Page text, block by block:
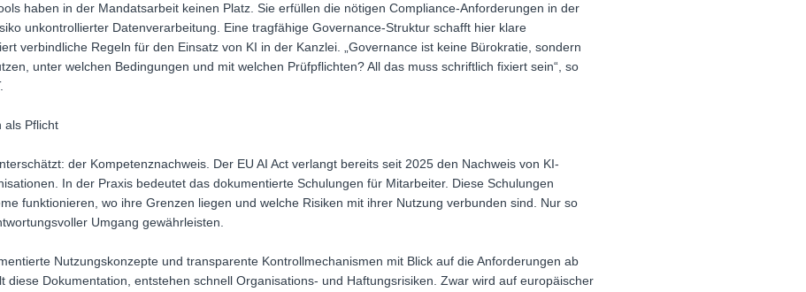
haben in der Mandatsarbeit keinen Platz. Sie erfüllen die nötigen Compliance-Anforderungen in der
unkontrollierter Datenverarbeitung. Eine tragfähige Governance-Struktur schafft hier klare
verbindliche Regeln für den Einsatz von KI in der Kanzlei. „Governance ist keine Bürokratie, sondern
unter welchen Bedingungen und mit welchen Prüfpflichten? All das muss schriftlich fixiert sein“, so
als Pflicht
der Kompetenznachweis. Der EU AI Act verlangt bereits seit 2025 den Nachweis von KI-
In der Praxis bedeutet das dokumentierte Schulungen für Mitarbeiter. Diese Schulungen
funktionieren, wo ihre Grenzen liegen und welche Risiken mit ihrer Nutzung verbunden sind. Nur so
Umgang gewährleisten.
Nutzungskonzepte und transparente Kontrollmechanismen mit Blick auf die Anforderungen ab
diese Dokumentation, entstehen schnell Organisations- und Haftungsrisiken. Zwar wird auf europäischer